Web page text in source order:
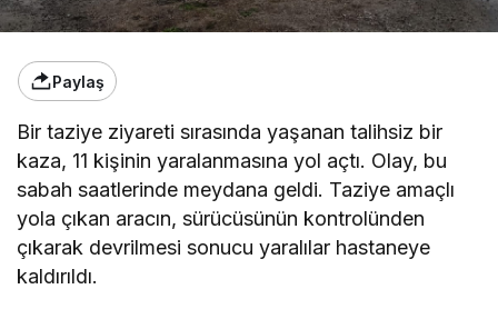
Paylaş
Bir taziye ziyareti sırasında yaşanan talihsiz bir
kaza, 11 kişinin yaralanmasına yol açtı. Olay, bu
sabah saatlerinde meydana geldi. Taziye amaçlı
yola çıkan aracın, sürücüsünün kontrolünden
çıkarak devrilmesi sonucu yaralılar hastaneye
kaldırıldı.